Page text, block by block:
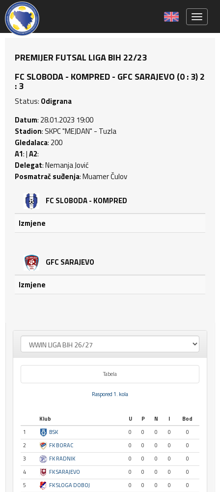
PREMIJER FUTSAL LIGA BIH 22/23
FC SLOBODA - KOMPRED - GFC SARAJEVO (0 : 3) 2
: 3
Status: Odigrana
Datum: 28.01.2023 19:00
Stadion: SKPC "MEJDAN" - Tuzla
Gledalaca: 200
A1: |A2:
Delegat: Nemanja Jović
Posmatrač suđenja: Muamer Čulov
FC SLOBODA - KOMPRED
Izmjene
GFC SARAJEVO
Izmjene
Tabela
Raspored 1. kola
Klub U P N I
Bod
1
BSK 0 0 0 0
0
2
FK BORAC 0 0 0 0
0
3
FK RADNIK 0 0 0 0
0
4
FK SARAJEVO 0 0 0 0
0
5
FK SLOGA DOBOJ 0 0 0 0
0